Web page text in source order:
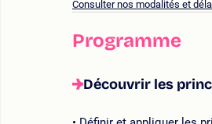
Consulter nos modalités et
Programme
Découvrir les